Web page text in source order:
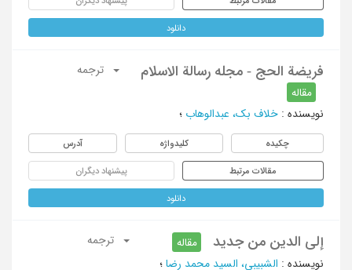
دانلود
فریضة الحج - مجله رسالة الاسلام
مقاله
ترجمه
نویسنده : خلاف بک، عبدالوهاب ؛
چکیده کلیدواژه آدرس
مقالات مرتبط پیشنهاد دیگران
دانلود
إلی الدین من جدید مقاله
ترجمه
نویسنده : الشبیبی، السید محمد رضا ؛